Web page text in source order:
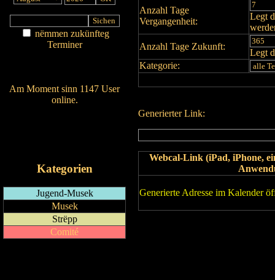
nëmmen zukünfteg
Terminer
Am Moment sinn 1147 User
online.
Kategorien
Jugend-Musek
Musek
Strëpp
Comité
Anzahl Tage
Vergangenheit:
Legt
Anzahl Tage Zukunft:
Legt
Kategorie:
Generierter Link:
Webcal-Link (iPad, iPhone,
Generierte Adresse im Kalender